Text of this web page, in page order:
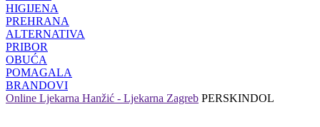
HIGIJENA
PREHRANA
ALTERNATIVA
PRIBOR
OBUĆA
POMAGALA
BRANDOVI
Online Ljekarna Hanžić - Ljekarna Zagreb PERSKINDOL